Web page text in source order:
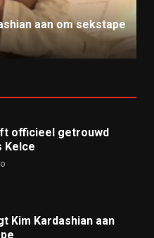
aan om sekstape
officieel getrouwd
Kelce
Kim Kardashian aan